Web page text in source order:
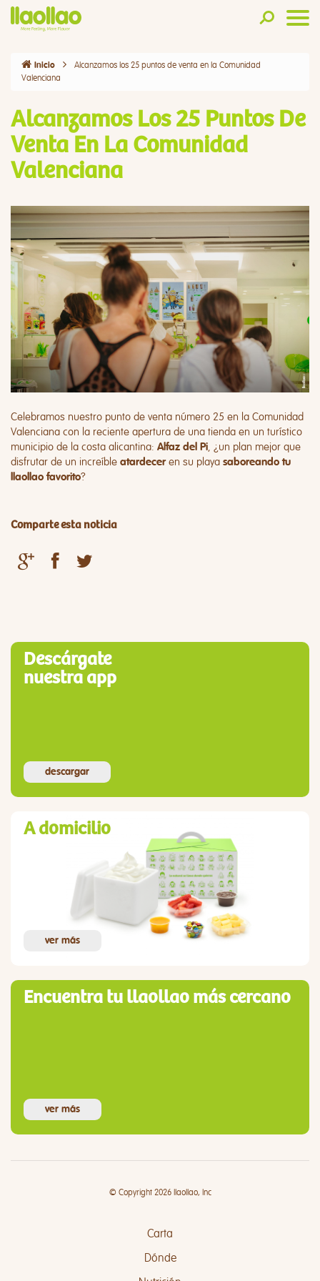
Inicio
Alcanzamos los 25 puntos de venta en la Comunidad
Valenciana
Alcanzamos Los 25 Puntos De
Venta En La Comunidad
Valenciana
Celebramos nuestro punto de venta número 25 en la Comunidad
Valenciana con la reciente apertura de una tienda en un turístico
municipio de la costa alicantina: Alfaz del Pi, ¿un plan mejor que
disfrutar de un increíble atardeceren su playa saboreando tu
llaollao favorito?
Comparte esta noticia
Descárgate
nuestra app
descargar
A domicilio
ver más
Encuentra tu llaollao más cercano
ver más
© Copyright 2026 llaollao, Inc
Carta
Dónde